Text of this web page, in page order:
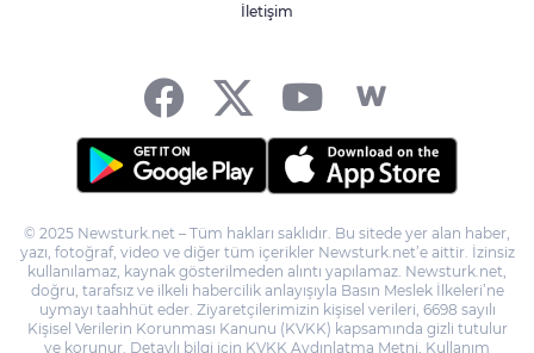
Antalya Büyükşehir zor gününde de
İletişim
© 2025 Newsturk.net – Tüm hakları saklıdır. Bu sitede yer alan haber,
yazı, fotoğraf, video ve diğer tüm içerikler Newsturk.net’e aittir. İzinsiz
kullanılamaz, kaynak gösterilmeden alıntı yapılamaz. Newsturk.net,
doğru, tarafsız ve ilkeli habercilik anlayışıyla Basın Meslek İlkeleri’ne
uymayı taahhüt eder. Ziyaretçilerimizin kişisel verileri, 6698 sayılı
Kişisel Verilerin Korunması Kanunu (KVKK) kapsamında gizli tutulur
ve korunur. Detaylı bilgi için KVKK Aydınlatma Metni, Kullanım